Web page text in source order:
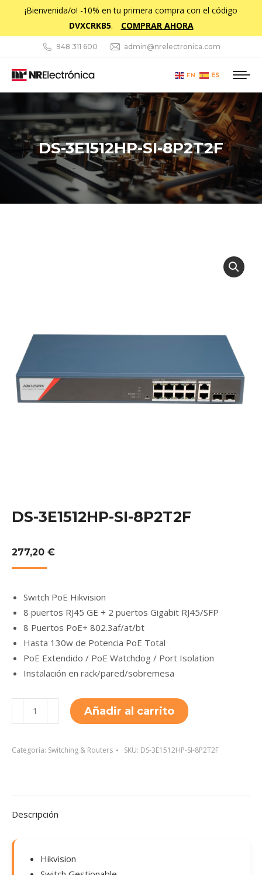
¡Bienvenida/o! -10% en tu primera compra con el código
DVXCRKB5. COMPRAR AHORA
948 311 600 admin@nrelectronica.com
EN ES
DS-3E1512HP-SI-8P2T2F
Estás aquí:
DS-3E1512HP-SI-8P2T2F
277,20 €
Switch PoE Hikvision
8 puertos RJ45 GE + 2 puertos Gigabit RJ45/SFP
8 Puertos PoE+ 802.3af/at/bt
Hasta 130w de Potencia PoE Total
PoE Extendido / PoE Watchdog / Port Isolation
Instalación en rack/pared/sobremesa
3E1512HP-
8P2T2F
Añadir al carrito
Categoría: Switching & Routers SKU: DS-3E1512HP-SI-8P2T2F
Descripción
Hikvision